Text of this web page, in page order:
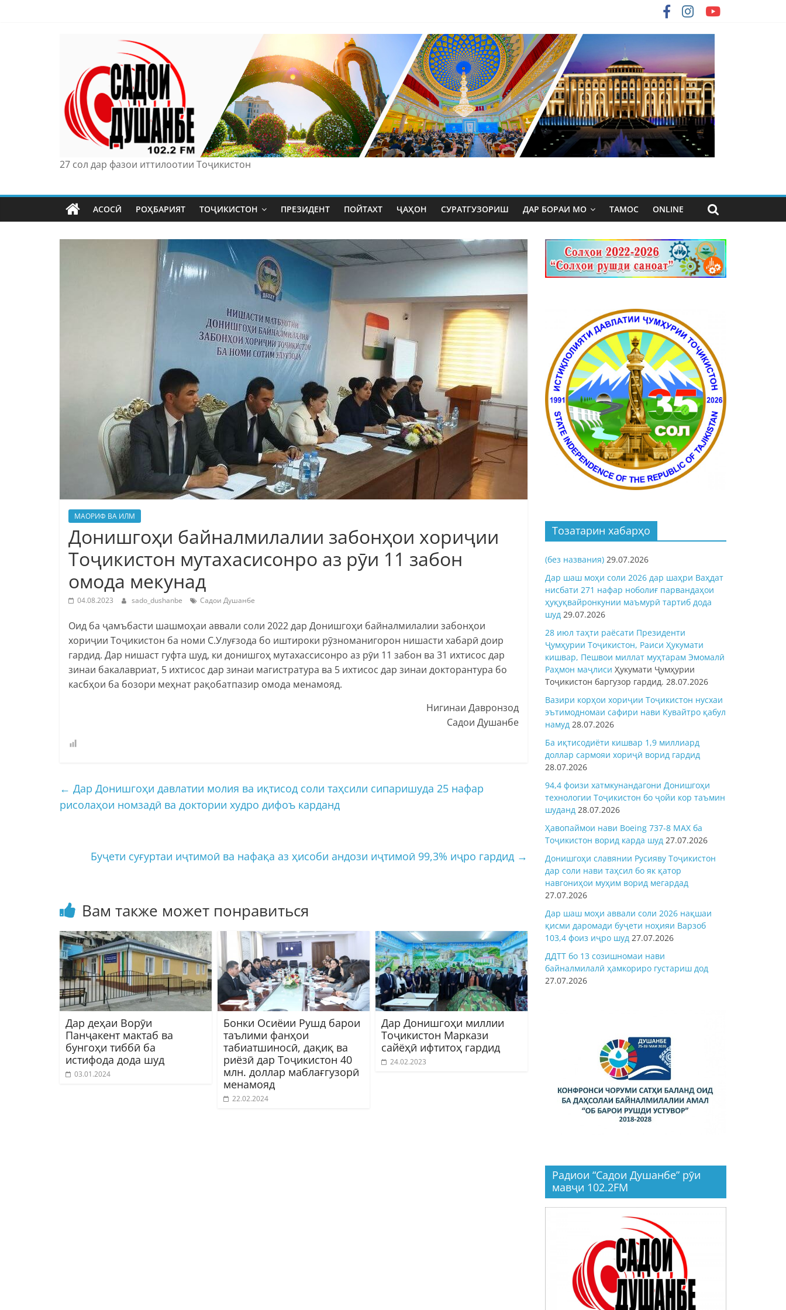
27 сол дар фазои иттилоотии Тоҷикистон
АСОСӢ РОҲБАРИЯТ ТОҶИКИСТОН ПРЕЗИДЕНТ ПОЙТАХТ ҶАҲОН СУРАТГУЗОРИШ ДАР БОРАИ МО ТАМОС ONLINE
МАОРИФ ВА ИЛМ
Донишгоҳи байналмилалии забонҳои хориҷии
Тоҷикистон мутахасисонро аз рӯи 11 забон
омода мекунад
04.08.2023 sado_dushanbe Садои Душанбе
Оид ба ҷамъбасти шашмоҳаи аввали соли 2022 дар Донишгоҳи байналмилалии забонҳои
хориҷии Тоҷикистон ба номи С.Улуғзода бо иштироки рӯзноманигорон нишасти хабарӣ доир
гардид. Дар нишаст гуфта шуд, ки донишгоҳ мутахассисонро аз рӯи 11 забон ва 31 ихтисос дар
зинаи бакалавриат, 5 ихтисос дар зинаи магистратура ва 5 ихтисос дар зинаи докторантура бо
касбҳои ба бозори меҳнат рақобатпазир омода менамояд.
Нигинаи Давронзод
Садои Душанбе
← Дар Донишгоҳи давлатии молия ва иқтисод соли таҳсили сипаришуда 25 нафар
рисолаҳои номзадӣ ва доктории худро дифоъ карданд
Буҷети суғуртаи иҷтимоӣ ва нафақа аз ҳисоби андози иҷтимоӣ 99,3% иҷро гардид →
Вам также может понравиться
Дар деҳаи Ворӯи
Панҷакент мактаб ва
бунгоҳи тиббӣ ба
истифода дода шуд
03.01.2024
Бонки Осиёии Рушд барои
таълими фанҳои
табиатшиносӣ, дақиқ ва
риёзӣ дар Тоҷикистон 40
млн. доллар маблағгузорӣ
менамояд
22.02.2024
Дар Донишгоҳи миллии
Тоҷикистон Маркази
сайёҳӣ ифтитоҳ гардид
24.02.2023
Тозатарин хабарҳо
(без названия) 29.07.2026
Дар шаш моҳи соли 2026 дар шаҳри Ваҳдат
нисбати 271 нафар ноболиғ парвандаҳои
ҳуқуқвайронкунии маъмурӣ тартиб дода
шуд 29.07.2026
28 июл таҳти раёсати Президенти
Ҷумҳурии Тоҷикистон, Раиси Ҳукумати
кишвар, Пешвои миллат муҳтарам Эмомалӣ
Раҳмон маҷлиси Ҳукумати Ҷумҳурии
Тоҷикистон баргузор гардид. 28.07.2026
Вазири корҳои хориҷии Тоҷикистон нусхаи
эътимодномаи сафири нави Кувайтро қабул
намуд 28.07.2026
Ба иқтисодиёти кишвар 1,9 миллиард
доллар сармояи хориҷӣ ворид гардид
28.07.2026
94,4 фоизи хатмкунандагони Донишгоҳи
технологии Тоҷикистон бо ҷойи кор таъмин
шуданд 28.07.2026
Ҳавопаймои нави Boeing 737-8 MAX ба
Тоҷикистон ворид карда шуд 27.07.2026
Донишгоҳи славянии Русияву Тоҷикистон
дар соли нави таҳсил бо як қатор
навгониҳои муҳим ворид мегардад
27.07.2026
Дар шаш моҳи аввали соли 2026 нақшаи
қисми даромади буҷети ноҳияи Варзоб
103,4 фоиз иҷро шуд 27.07.2026
ДДТТ бо 13 созишномаи нави
байналмилалӣ ҳамкориро густариш дод
27.07.2026
Радиои “Садои Душанбе” рӯи
мавҷи 102.2FM